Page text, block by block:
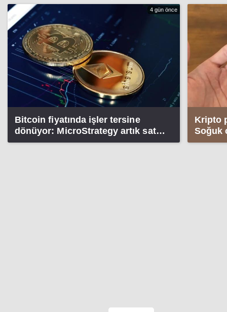
4 gün önce
Bitcoin fiyatında işler tersine
dönüyor: MicroStrategy artık satış
tarafında
Kripto
Soğuk